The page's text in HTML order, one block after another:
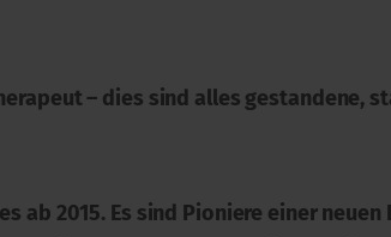
– dies sind alles gestandene,
2015. Es sind Pioniere einer